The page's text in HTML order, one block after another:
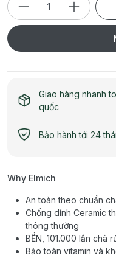
Giao hàng nhanh
quốc
Bảo hành tới 24
Why Elmich
An toàn theo chuẩn
Chống dính Ceramic
thông thường
BỀN, 101.000 lần chà
Bảo toàn vitamin và